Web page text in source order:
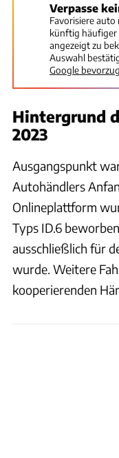
Verpasse
Favorisiere
künftig häufiger
angezeigt zu
Auswahl
Google
Hintergrund
2023
Ausgangspunkt
Autohändlers
Onlineplattform
Typs ID.6
ausschließlich für
wurde. Weitere
kooperierenden